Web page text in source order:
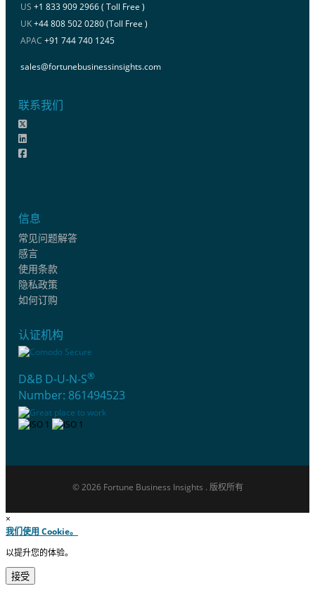
US +1 833 909 2966 ( Toll Free )
UK+44 808 502 0280 (Toll Free )
APAC +91 744 740 1245
sales@fortunebusinessinsights.com
联系我们
信息
常见问题解答
感言
使用条款
隐私政策
如何订购
认证机构
D&B D-U-N-S®
Number: 861494523
© 2026 Fortune Business Insights . 版权所有
×
我们使用 Cookie。
以提升您的体验。
接受